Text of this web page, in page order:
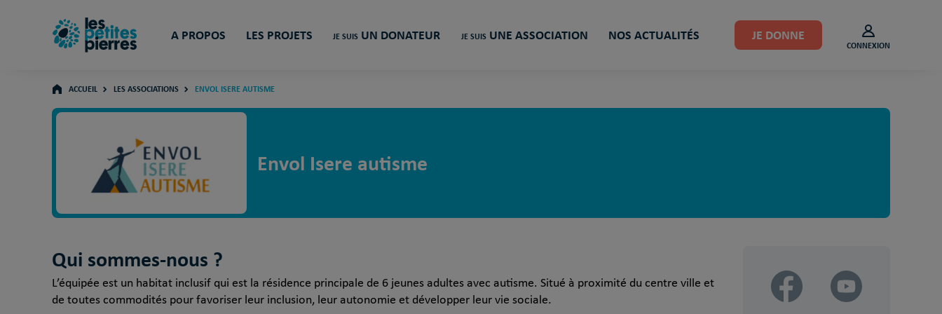
A PROPOS LES PROJETS JE SUIS UN DONATEUR JE SUIS UNE ASSOCIATION NOS ACTUALITÉS JE DONNE
CONNEXION
ACCUEIL LES ASSOCIATIONS ENVOL ISERE AUTISME
Envol Isere autisme
Qui sommes-nous ?
L’équipée est un habitat inclusif qui est la résidence principale de 6 jeunes adultes avec autisme. Situé à proximité du centre ville et
de toutes commodités pour favoriser leur inclusion, leur autonomie et développer leur vie sociale.